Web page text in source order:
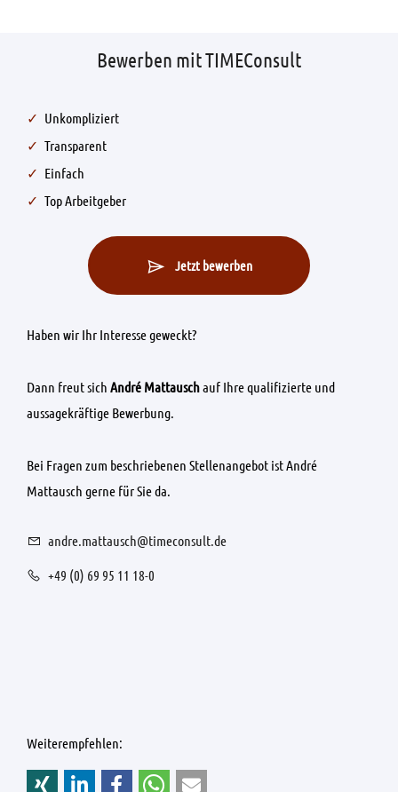
Bewerben mit TIMEConsult
Unkompliziert
Transparent
Einfach
Top Arbeitgeber
Jetzt bewerben
Haben wir Ihr Interesse geweckt?
Dann freut sich André Mattauschauf Ihre qualifizierte und
aussagekräftige Bewerbung.
Bei Fragen zum beschriebenen Stellenangebot ist André
Mattausch gerne für Sie da.
andre.mattausch@timeconsult.de
+49 (0) 69 95 11 18-0
Weiterempfehlen: